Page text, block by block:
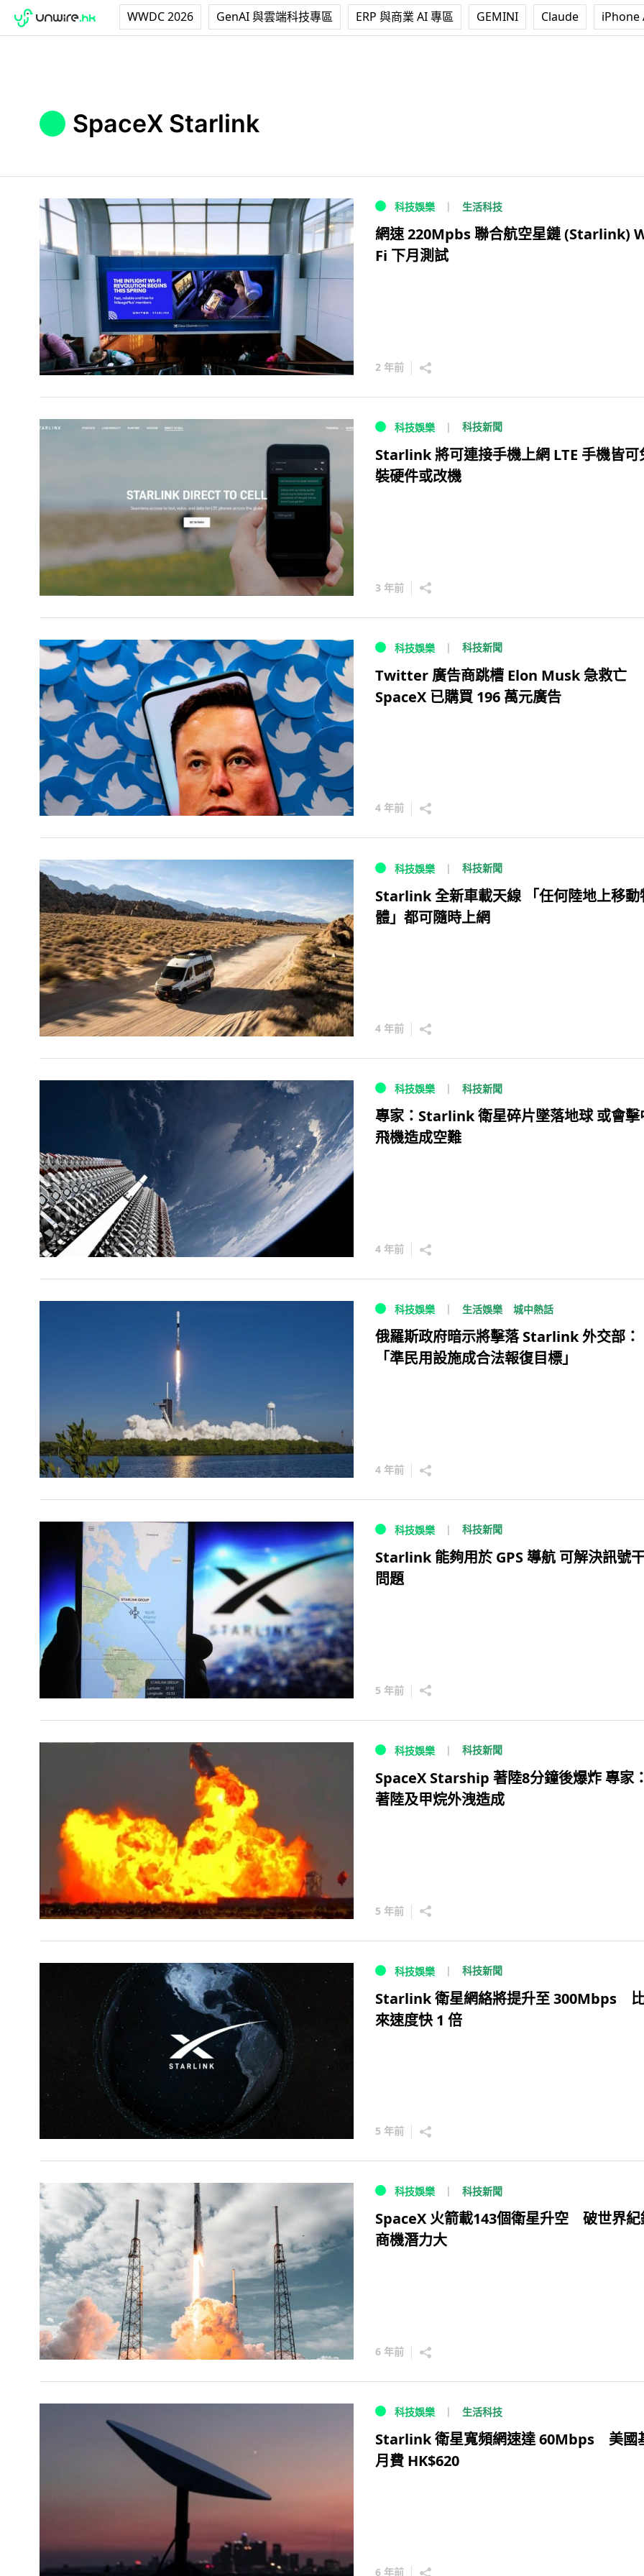
WWDC 2026 GenAI 與雲端科技專區 ERP 與商業 AI 專區 GEMINI Claude iPhone
SpaceX Starlink
科技娛樂 生活科技
網速 220Mpbs 聯合航空星鏈 (Starlink)
Fi 下月測試
2 年前
科技娛樂 科技新聞
Starlink 將可連接手機上網 LTE 手機皆可
裝硬件或改機
3 年前
科技娛樂 科技新聞
Twitter 廣告商跳槽 Elon Musk 急救亡
SpaceX 已購買 196 萬元廣告
4 年前
科技娛樂 科技新聞
Starlink 全新車載天線 「任何陸地上移動
體」都可隨時上網
4 年前
科技娛樂 科技新聞
專家：Starlink 衛星碎片墜落地球 或會擊
飛機造成空難
4 年前
科技娛樂 生活娛樂 城中熱話
俄羅斯政府暗示將擊落 Starlink 外交部：
「準民用設施成合法報復目標」
4 年前
科技娛樂 科技新聞
Starlink 能夠用於 GPS 導航 可解決訊號
問題
5 年前
科技娛樂 科技新聞
SpaceX Starship 著陸8分鐘後爆炸 專家
著陸及甲烷外洩造成
5 年前
科技娛樂 科技新聞
Starlink 衛星網絡將提升至 300Mbps
來速度快 1 倍
5 年前
科技娛樂 科技新聞
SpaceX 火箭載143個衛星升空 破世界紀
商機潛力大
6 年前
科技娛樂 生活科技
Starlink 衛星寬頻網速達 60Mbps 美國
月費 HK$620
6 年前